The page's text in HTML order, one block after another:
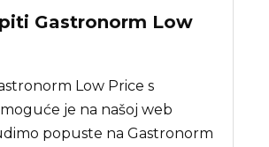
Gastronorm Low
Low Price s
je na našoj web
popuste na Gastronorm